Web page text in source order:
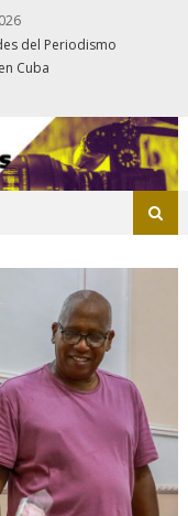
del Periodismo
Cuba